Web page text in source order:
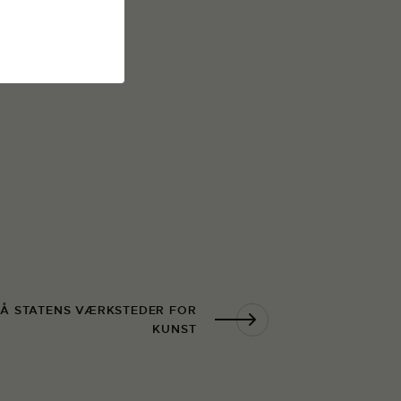
STATENS VÆRKSTEDER FOR
KUNST